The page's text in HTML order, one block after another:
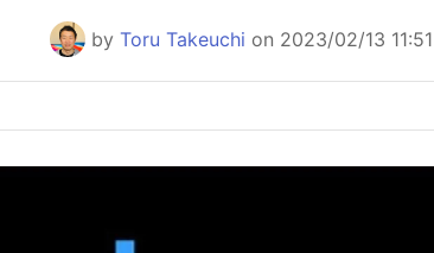
by Toru Takeuchi on 2023/02/13 11:51